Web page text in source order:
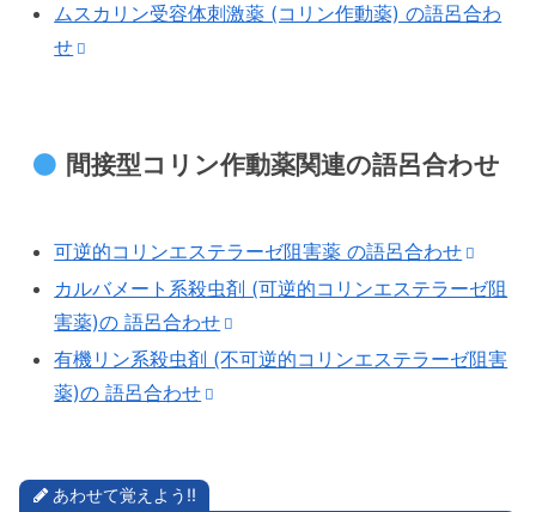
ムスカリン受容体刺激薬 (コリン作動薬) の語呂合わ
せ
間接型コリン作動薬関連の語呂合わせ
可逆的コリンエステラーゼ阻害薬 の語呂合わせ
カルバメート系殺虫剤 (可逆的コリンエステラーゼ阻
害薬)の 語呂合わせ
有機リン系殺虫剤 (不可逆的コリンエステラーゼ阻害
薬)の 語呂合わせ
あわせて覚えよう!!